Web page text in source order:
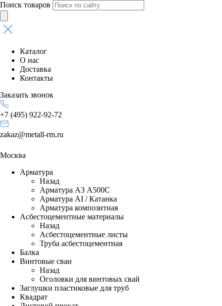
Поиск товаров
Каталог
О нас
Доставка
Контакты
Заказать звонок
+7 (495) 922-92-72
zakaz@metall-rm.ru
Москва
Арматура
Назад
Арматура А3 А500С
Арматура АI / Катанка
Арматура композитная
Асбестоцементные материалы
Назад
Асбестоцементные листы
Труба асбестоцементная
Балка
Винтовые сваи
Назад
Оголовки для винтовых свай
Заглушки пластиковые для труб
Квадрат